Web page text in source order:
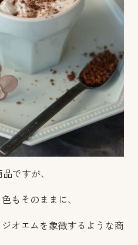
ですが、
もそのままに、
オエムを象徴するような商